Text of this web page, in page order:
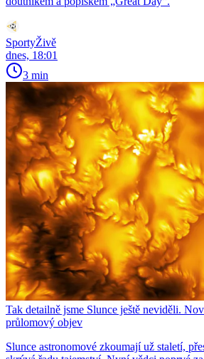
SportyŽivě
dnes, 18:01
3 min
Tak detailně jsme Slunce ještě neviděli.
průlomový objev
Slunce astronomové zkoumají už staletí,